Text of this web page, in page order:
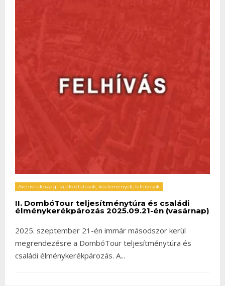
Archív lakossági tájákoztatások, közlemények, felhívások
II. DombóTour teljesítménytúra és családi
élménykerékpározás 2025.09.21-én (vasárnap)
2025. szeptember 21-én immár másodszor kerül
megrendezésre a DombóTour teljesítménytúra és
családi élménykerékpározás. A...